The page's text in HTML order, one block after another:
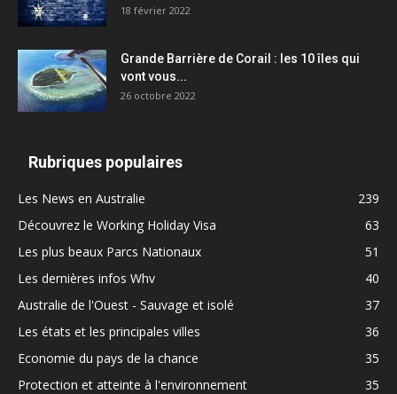
18 février 2022
Grande Barrière de Corail : les 10 îles qui
vont vous...
26 octobre 2022
Rubriques populaires
Les News en Australie
239
Découvrez le Working Holiday Visa
63
Les plus beaux Parcs Nationaux
51
Les dernières infos Whv
40
Australie de l'Ouest - Sauvage et isolé
37
Les états et les principales villes
36
Economie du pays de la chance
35
Protection et atteinte à l'environnement
35